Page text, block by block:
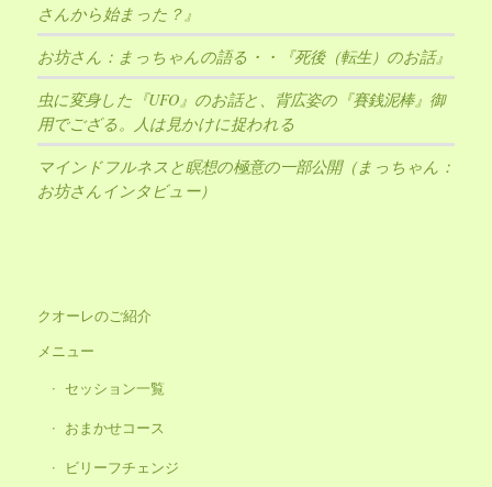
さんから始まった？』
お坊さん：まっちゃんの語る・・『死後（転生）のお話』
虫に変身した『UFO』のお話と、背広姿の『賽銭泥棒』御
用でござる。人は見かけに捉われる
マインドフルネスと瞑想の極意の一部公開（まっちゃん：
お坊さんインタビュー）
クオーレのご紹介
メニュー
セッション一覧
おまかせコース
ビリーフチェンジ